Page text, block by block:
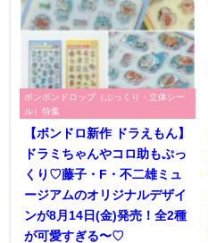
ボンボンドロップ（ぷっくり・立体シー
ル）特集
【ボンドロ新作 ドラえもん】
ドラミちゃんやコロ助もぷっ
くり♡藤子・F・不二雄ミュ
ージアムのオリジナルデザイ
ンが8月14日(金)発売！全2種
が可愛すぎる〜♡